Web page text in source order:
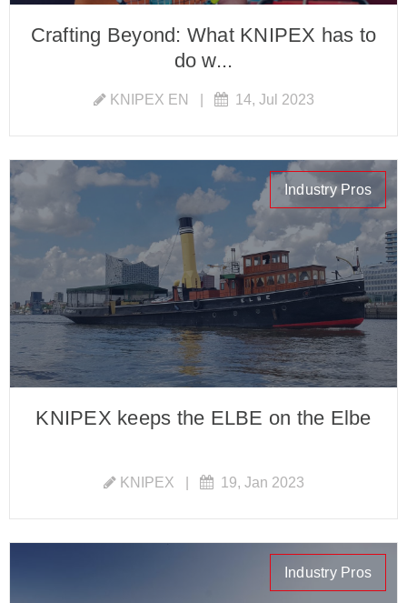
Crafting Beyond: What KNIPEX has to
do w...
KNIPEX EN 14, Jul 2023
Industry Pros
KNIPEX keeps the ELBE on the Elbe
KNIPEX 19, Jan 2023
Industry Pros